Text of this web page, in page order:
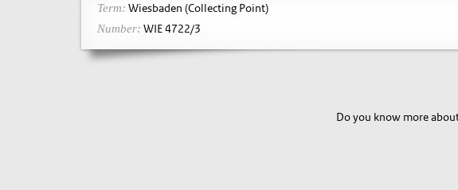
Term: Wiesbaden (Collecting Point)
Number: WIE 4722/3
Do you know more